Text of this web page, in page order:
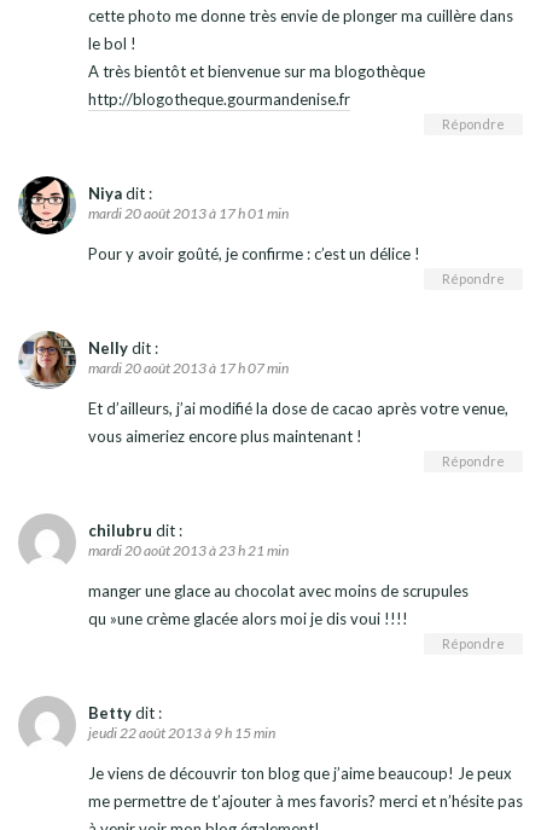
cette photo me donne très envie de plonger ma cuillère dans
le bol !
A très bientôt et bienvenue sur ma blogothèque
http://blogotheque.gourmandenise.fr
Répondre
Niyadit :
mardi 20 août 2013 à 17 h 01 min
Pour y avoir goûté, je confirme : c’est un délice !
Répondre
Nellydit :
mardi 20 août 2013 à 17 h 07 min
Et d’ailleurs, j’ai modifié la dose de cacao après votre venue,
vous aimeriez encore plus maintenant !
Répondre
chilubru dit :
mardi 20 août 2013 à 23 h 21 min
manger une glace au chocolat avec moins de scrupules
qu »une crème glacée alors moi je dis voui !!!!
Répondre
Bettydit :
jeudi 22 août 2013 à 9 h 15 min
Je viens de découvrir ton blog que j’aime beaucoup! Je peux
me permettre de t’ajouter à mes favoris? merci et n’hésite pas